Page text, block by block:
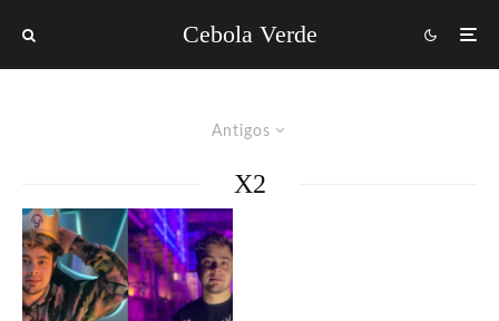
Cebola Verde
Antigos
X2